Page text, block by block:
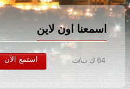
اسمعنا اون لاين
64 ك ب/ث استمع الآن